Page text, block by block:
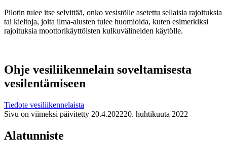
Pilotin tulee itse selvittää, onko vesistölle asetettu sellaisia rajoituksia
tai kieltoja, joita ilma-alusten tulee huomioida, kuten esimerkiksi
rajoituksia moottorikäyttöisten kulkuvälineiden käytölle.
Ohje vesiliikennelain soveltamisesta
vesilentämiseen
Tiedote vesiliikennelaista
Sivu on viimeksi päivitetty 20.4.202220. huhtikuuta 2022
Alatunniste